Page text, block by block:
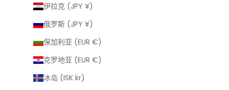
伊拉克 (JPY ¥)
俄罗斯 (JPY ¥)
保加利亚 (EUR €)
克罗地亚 (EUR €)
冰岛 (ISK kr)